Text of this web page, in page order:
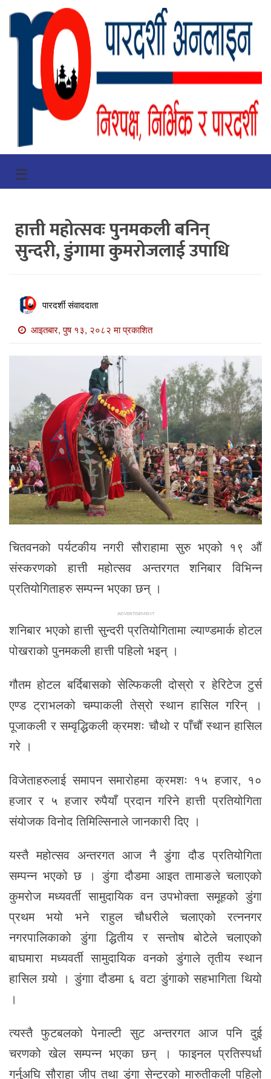
गृहपृष्ठ
भिडियो
प्रमुख
खबर
समाचार
खबर
माडी
☰
हात्ती महोत्सवः पुनमकली बनिन्
सुन्दरी, डुंगामा कुमरोजलाई उपाधि
पारदर्शी संवाददाता
आइतबार, पुष १३, २०८२ मा प्रकाशित
चितवनको पर्यटकीय नगरी सौराहामा सुरु भएको १९ औं
संस्करणको हात्ती महोत्सव अन्तरगत शनिबार विभिन्न
प्रतियोगिताहरु सम्पन्न भएका छन् ।
ADVERTISEMENT
शनिबार भएको हात्ती सुन्दरी प्रतियोगितामा ल्याण्डमार्क होटल
पोखराको पुनमकली हात्ती पहिलो भइन् ।
गौतम होटल बर्दिबासको सेल्फिकली दोस्रो र हेरिटेज टुर्स
एण्ड ट्राभलको चम्पाकली तेस्रो स्थान हासिल गरिन् ।
पूजाकली र सम्वृद्धिकली क्रमशः चौथो र पाँचौं स्थान हासिल
गरे ।
विजेताहरुलाई समापन समारोहमा क्रमशः १५ हजार, १०
हजार र ५ हजार रुपैयाँ प्रदान गरिने हात्ती प्रतियोगिता
संयोजक विनोद तिमिल्सिनाले जानकारी दिए ।
यस्तै महोत्सव अन्तरगत आज नै डुंगा दौड प्रतियोगिता
सम्पन्न भएको छ । डुंगा दौडमा आइत तामाङले चलाएको
कुमरोज मध्यवर्ती सामुदायिक वन उपभोक्ता समूहको डुंगा
प्रथम भयो भने राहुल चौधरीले चलाएको रत्ननगर
नगरपालिकाको डुंगा द्धितीय र सन्तोष बोटेले चलाएको
बाघमारा मध्यवर्ती सामुदायिक वनको डुंगाले तृतीय स्थान
हासिल गर्‍यो । डुंगाा दौडमा ६ वटा डुंगाको सहभागिता थियो
।
त्यस्तै फुटबलको पेनाल्टी सुट अन्तरगत आज पनि दुई
चरणको खेल सम्पन्न भएका छन् । फाइनल प्रतिस्पर्धा
गर्नुअघि सौराहा जीप तथा डुंगा सेन्टरको मारुतीकली पहिलो